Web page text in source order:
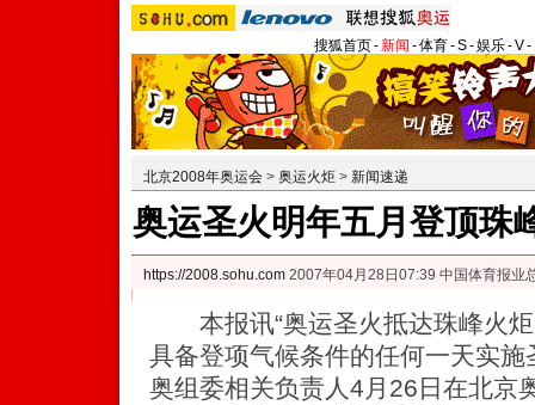
搜狐首页-新闻 -体育-S-娱乐-V-
北京2008年奥运会 > 奥运火炬 > 新闻速递
奥运圣火明年五月登顶珠
https://2008.sohu.com 2007年04月28日07:39 中国体育报业
本报讯“奥运圣火抵达珠峰火炬
具备登项气候条件的任何一天实施
奥组委相关负责人4月26日在北京